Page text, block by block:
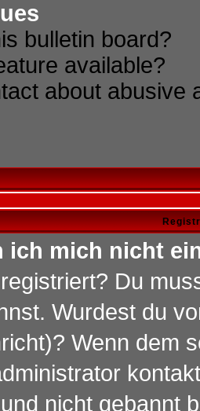
bulletin board?
available?
about abusive
ich mich nicht
Du
Wurdest du
Wenn dem
nicht gebannt